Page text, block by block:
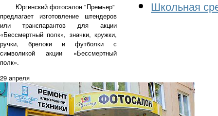
Юргинский фотосалон "Премьер"
предлагает изготовление штендеров
или транспарантов для акции
«Бессмертный полк», значки, кружки,
ручки, брелоки и футболки с
символикой акции «Бессмертный
полк».
29 апреля
Школьная